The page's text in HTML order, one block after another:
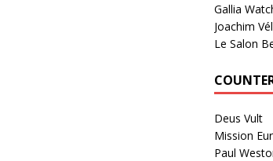
Gallia
Joachim
Le Salon
Deus Vult
Mission
Paul